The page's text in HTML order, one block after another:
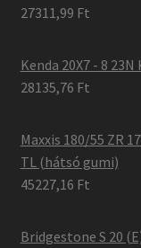
27311,99 Ft
Kenda 20X7 - 8 23N
28135,76 Ft
Maxxis 180/55 ZR
TL (hátsó gumi)
45227,16 Ft
Bridgestone S 20